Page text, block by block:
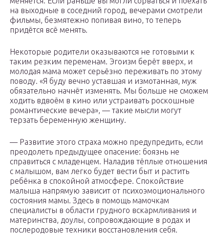
на выходные в соседний город, вечерами смотрели
фильмы, безмятежно попивая вино, то теперь
придётся всё менять.
Некоторые родители оказываются не готовыми к
таким резким переменам. Эгоизм берёт вверх, и
молодая мама может серьёзно переживать по этому
поводу. «Я буду вечно уставшая и измотанная, муж
обязательно начнёт изменять. Мы больше не сможем
ходить вдвоём в кино или устраивать роскошные
романтические вечера», — такие мысли могут
терзать беременную женщину.
— Развитие этого страха можно предупредить, если
преодолеть предыдущее опасение: боязнь не
справиться с младенцем. Наладив тёплые отношения
с малышом, вам легко будет вести быт и растить
ребёнка в спокойной атмосфере. Спокойствие
малыша напрямую зависит от психоэмоционального
состояния мамы. Здесь в помощь мамочкам
специалисты в области грудного вскармливания и
материнства, доулы, сопровождающие в родах и
послеродовые техники восстановления себя.